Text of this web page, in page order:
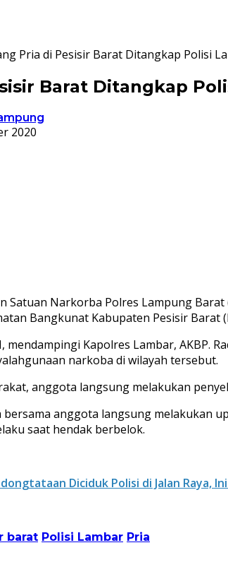
Pria di Pesisir Barat Ditangkap Polisi
Barat Ditangkap
2020
Satuan Narkorba Polres Lampung
Bangkunat Kabupaten Pesisir Barat
mendampingi Kapolres Lambar, AKBP.
narkoba di wilayah tersebut.
anggota langsung melakukan
anggota langsung melakukan
saat hendak berbelok.
Diciduk Polisi di Jalan Raya,
barat Polisi Lambar Pria